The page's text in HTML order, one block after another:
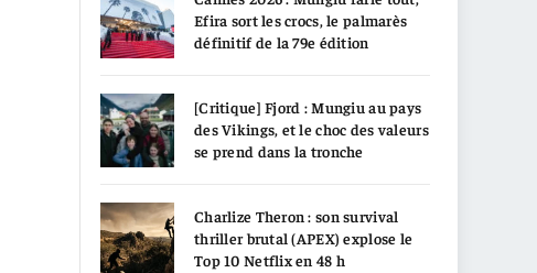
Efira sort les crocs, le palmarès
définitif de la 79e édition
[Critique] Fjord : Mungiu au pays
des Vikings, et le choc des valeurs
se prend dans la tronche
Charlize Theron : son survival
thriller brutal (APEX) explose le
Top 10 Netflix en 48 h